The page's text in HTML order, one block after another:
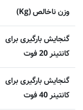
وزن ناخالص (Kg)
گنجایش بارگیری برای
کانتینر 20 فوت
گنجایش بارگیری برای
کانتینر 40 فوت